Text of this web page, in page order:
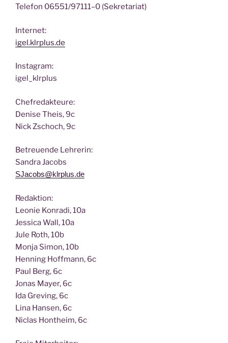
Tele­fon 06551/97111–0 (Sekre­ta­ri­at)
Inter­net:
igel.klrplus.de
Insta­gram:
igel_klrplus
Chef­re­dak­teu­re:
Deni­se Theis, 9c
Nick Zscho­ch, 9c
Betreu­en­de Lehrerin:
San­dra Jacobs
SJacobs@klrplus.de
Redak­ti­on:
Leo­nie Kon­ra­di, 10a
Jes­si­ca Wall, 10a
Jule Roth, 10b
Mon­ja Simon, 10b
Hen­ning Hoff­mann, 6c
Paul Berg, 6c
Jonas May­er, 6c
Ida Gre­ving, 6c
Lina Han­sen, 6c
Nic­las Hont­heim, 6c